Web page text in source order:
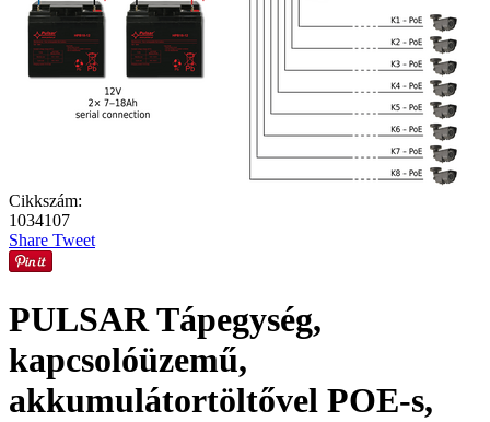
Cikkszám:
1034107
Share Tweet
PULSAR Tápegység,
kapcsolóüzemű,
akkumulátortöltővel POE-s,